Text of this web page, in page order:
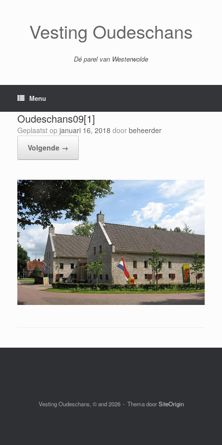
Vesting Oudeschans
Dé parel van Westerwolde
Menu
Oudeschans09[1]
Geplaatst op januari 16, 2018 door beheerder
Volgende →
Vesting Oudeschans, © and 2026 Thema doorSiteOrigin